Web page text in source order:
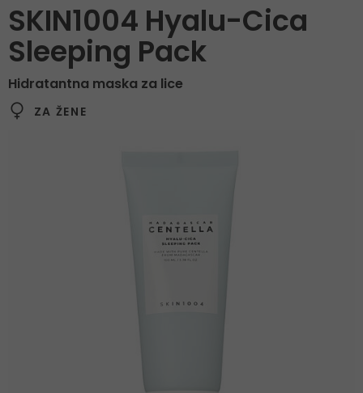
SKIN1004 Hyalu-Cica
Sleeping Pack
Hidratantna maska za lice
ZA ŽENE